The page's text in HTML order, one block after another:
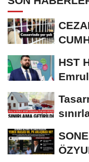
KİŞİ...
HST